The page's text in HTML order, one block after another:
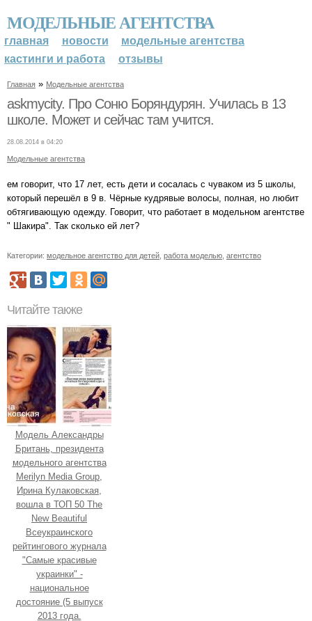
МОДЕЛЬНЫЕ АГЕНТСТВА
главная новости
модельные агентства
кастинги и работа
отзывы
Главная » Модельные агентства
askmycity. Про Соню Боряндурян. Училась в 13
школе. Может и сейчас там учится.
28.08.2014 в 04:20
Модельные агентства
ем говорит, что 17 лет, есть дети и сосалась с чуваком из 5 школы,
который перешёл в 9 в. Чёрные кудрявые волосы, полная, но любит
обтягивающую одежду. Говорит, что работает в модельном агентстве
" Шакира". Так сколько ей лет?
Категории: модельное агентство для детей работа моделью агентство
Читайте также
Модель Александры
Британь, президента
модельного агентства
Merilyn Media Group,
Ирина Кулаковская,
вошла в ТОП 50 The
New Beautiful
Всеукраинского
рейтингового журнала
"Самые красивые
украинки" -
национальное
достояние (5 выпуск
2013 года.